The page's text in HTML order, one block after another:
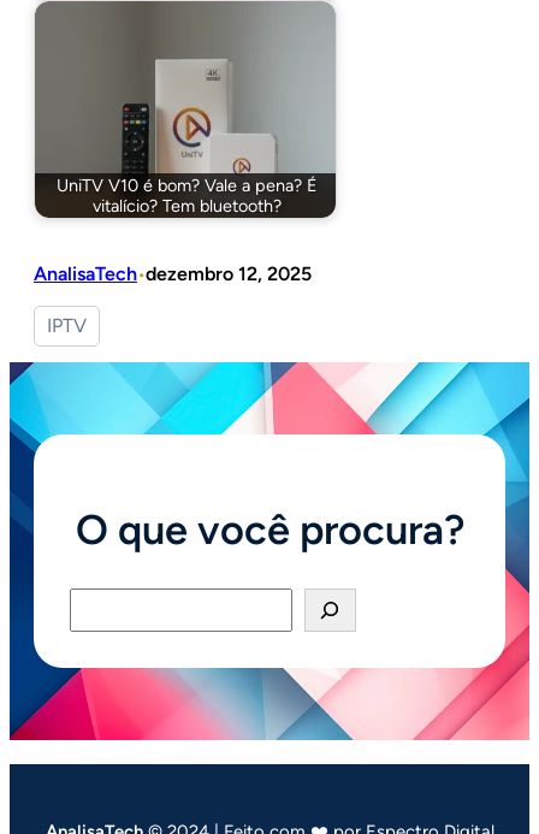
UniTV V10 é bom? Vale a pena? É
vitalício? Tem bluetooth?
AnalisaTech•dezembro 12, 2025
IPTV
O que você procura?